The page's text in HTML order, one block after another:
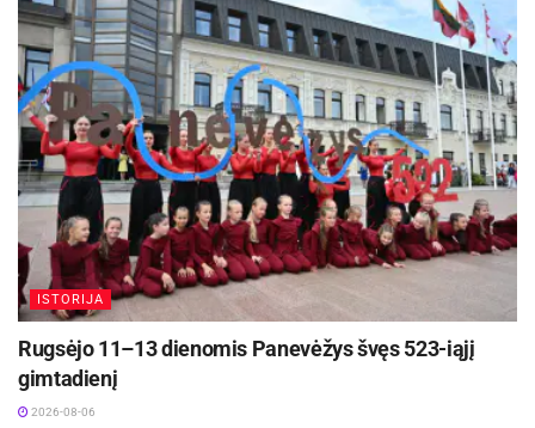
ISTORIJA
Rugsėjo 11–13 dienomis Panevėžys švęs 523-iąjį
gimtadienį
2026-08-06